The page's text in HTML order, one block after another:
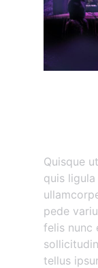
Quisque
quis
pede
felis nunc
tellus